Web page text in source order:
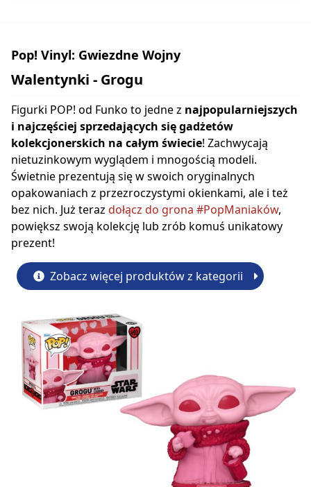
Pop! Vinyl: Gwiezdne Wojny
Walentynki - Grogu
Figurki POP! od Funko to jedne z najpopularniejszych
i najczęściej sprzedających się gadżetów
kolekcjonerskich na całym świecie! Zachwycają
nietuzinkowym wyglądem i mnogością modeli.
Świetnie prezentują się w swoich oryginalnych
opakowaniach z przezroczystymi okienkami, ale i też
bez nich. Już teraz dołącz do grona #PopManiaków,
powiększ swoją kolekcję lub zrób komuś unikatowy
prezent!
Zobacz więcej produktów z kategorii